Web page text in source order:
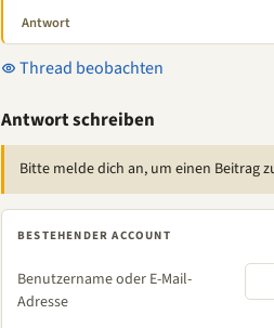
Antwort
Thread beobachten
Antwort schreiben
Bitte melde dich an, um einen Beitrag
BESTEHENDER ACCOUNT
Benutzername oder E-Mail-
Adresse